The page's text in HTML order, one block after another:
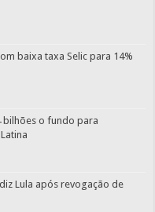
baixa taxa Selic para 14%
bilhões o fundo para
Lula após revogação de